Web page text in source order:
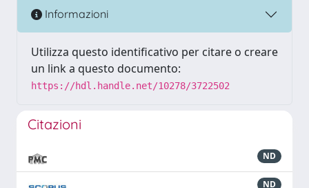
Informazioni
Utilizza questo identificativo per citare o creare
un link a questo documento:
https://hdl.handle.net/10278/3722502
Citazioni
ND
ND